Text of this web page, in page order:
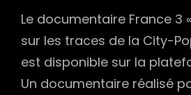
Le documentaire France 3
sur les traces de la City-
est disponible sur la
Un documentaire réalisé